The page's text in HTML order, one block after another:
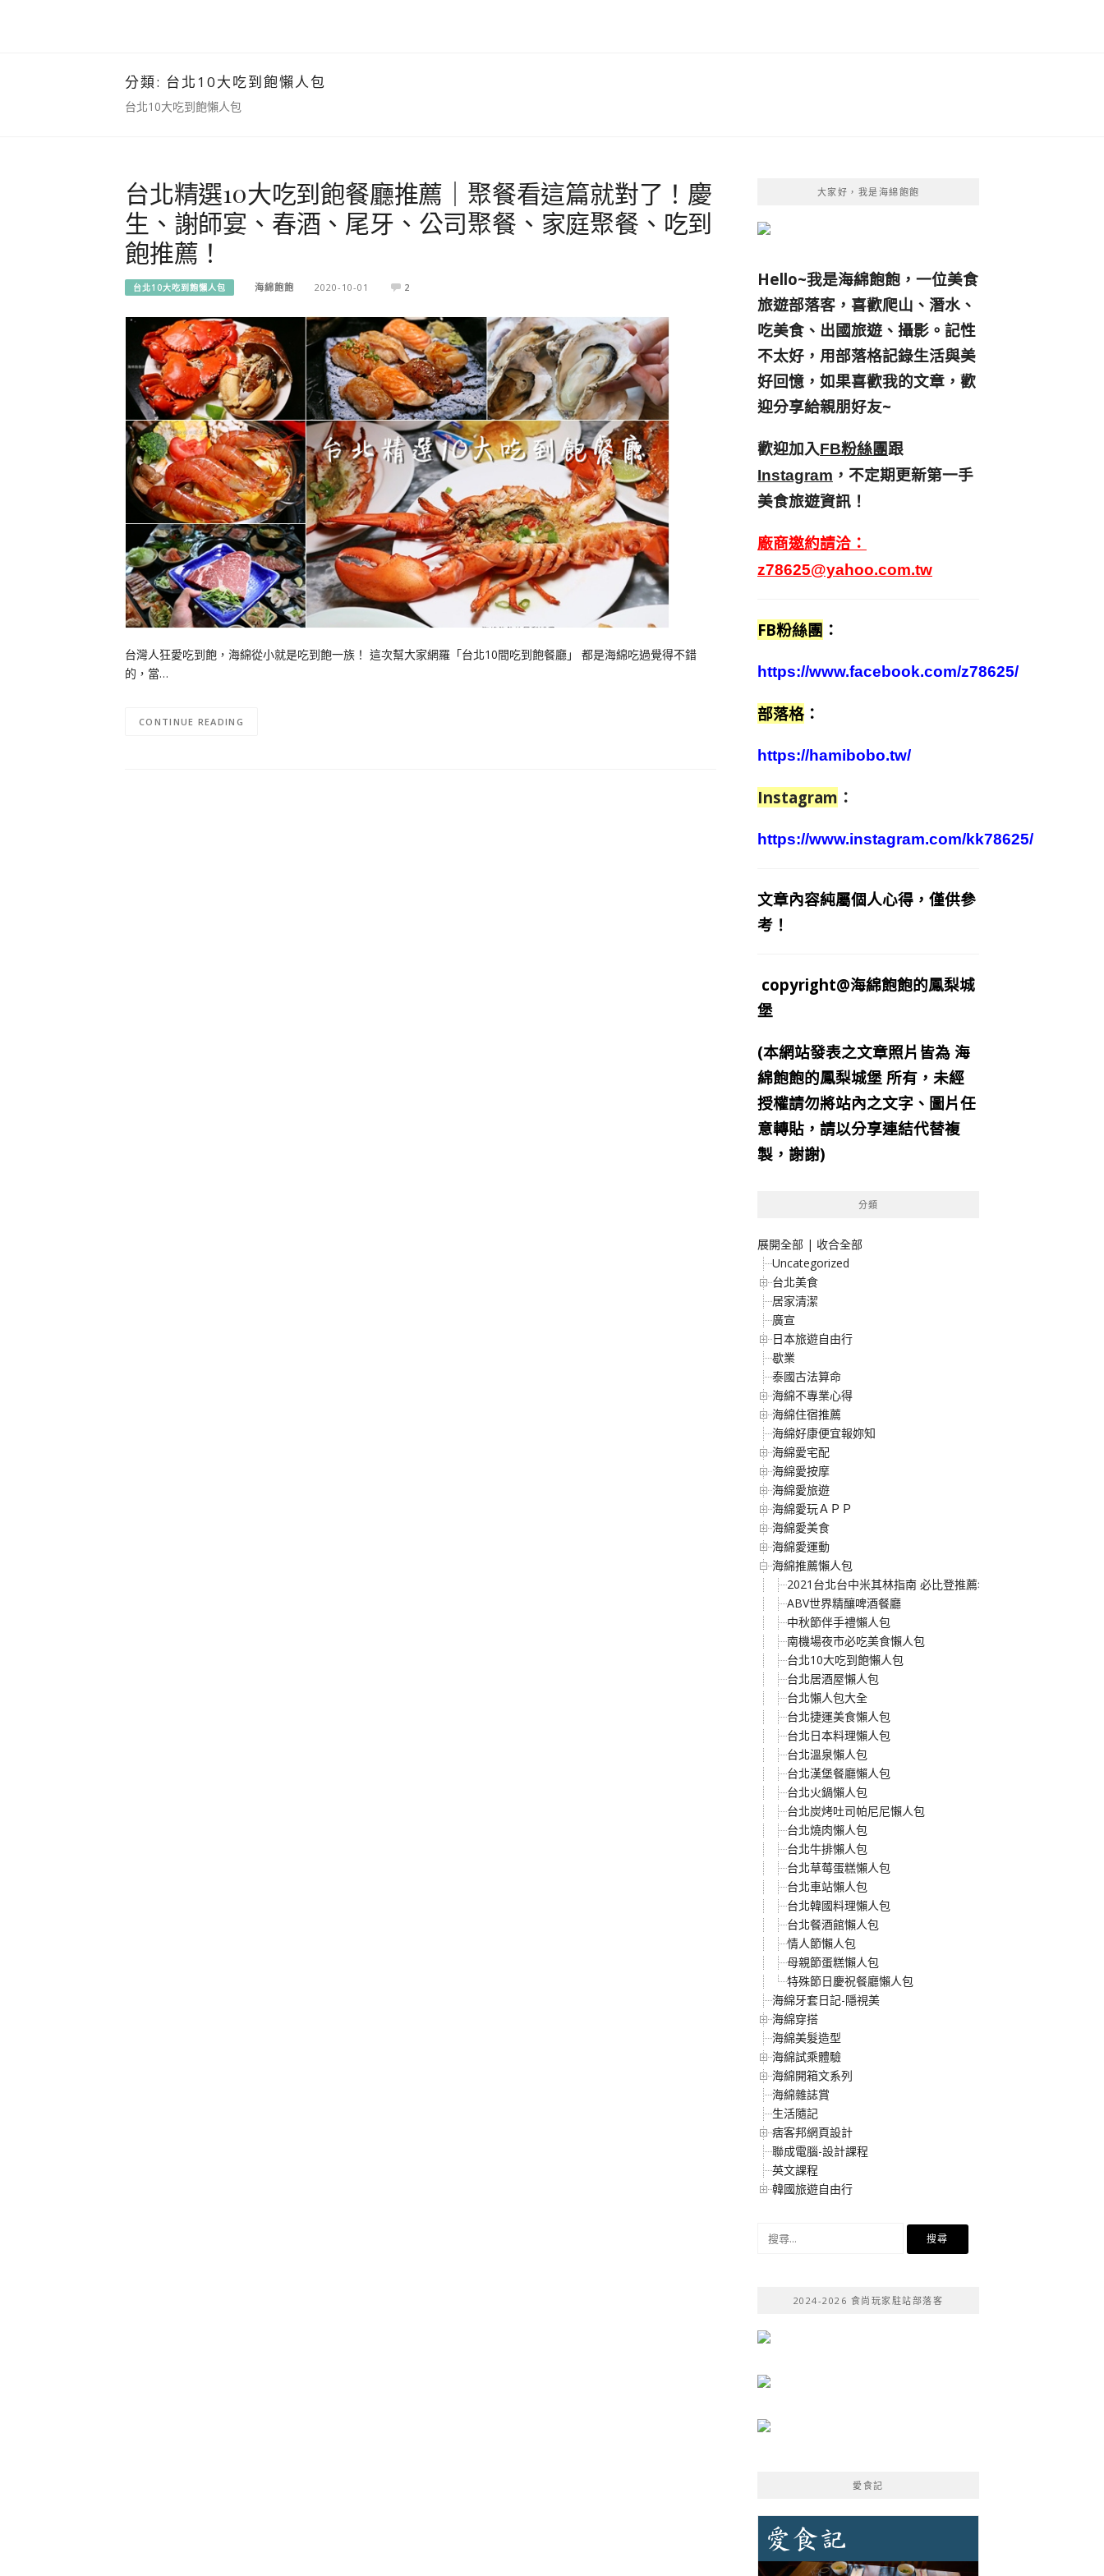
分類: 台北10大吃到飽懶人包
台北10大吃到飽懶人包
台北精選10大吃到飽餐廳推薦｜聚餐看這篇就對了！慶
生、謝師宴、春酒、尾牙、公司聚餐、家庭聚餐、吃到
飽推薦！
台北10大吃到飽懶人包 海綿飽飽 2020-10-01 2
台灣人狂愛吃到飽，海綿從小就是吃到飽一族！ 這次幫大家網羅「台北10間吃到飽餐廳」 都是海綿吃過覺得不錯
的，當…
CONTINUE READING
大家好，我是海綿飽飽
Hello~我是海綿飽飽，一位美食
旅遊部落客， 喜歡爬山、潛水、
吃美食、出國旅遊、攝影。 記性
不太好，用部落格記錄生活與美
好回憶， 如果喜歡我的文章，歡
迎分享給親朋好友~
歡迎加入FB粉絲團跟
Instagram ，不定期更新第一手
美食旅遊資訊！
廠商邀約請洽：
z78625@yahoo.com.tw
FB粉絲團 ：
https://www.facebook.com/z78625/
部落格 ：
https://hamibobo.tw/
Instagram ：
https://www.instagram.com/kk78625/
文章內容純屬個人心得，僅供參
考！
copyright@海綿飽飽的鳳梨城
堡
(本網站發表之文章照片皆為 海
綿飽飽的鳳梨城堡 所有，未經
授權請勿將站內之文字、圖片任
意轉貼，請以分享連結代替複
製，謝謝)
分類
展開全部 | 收合全部
Uncategorized
台北美食
居家清潔
廣宣
日本旅遊自由行
歇業
泰國古法算命
海綿不專業心得
海綿住宿推薦
海綿好康便宜報妳知
海綿愛宅配
海綿愛按摩
海綿愛旅遊
海綿愛玩ＡＰＰ
海綿愛美食
海綿愛運動
海綿推薦懶人包
2021台北台中米其林指南 必比登推薦名單
ABV世界精釀啤酒餐廳
中秋節伴手禮懶人包
南機場夜市必吃美食懶人包
台北10大吃到飽懶人包
台北居酒屋懶人包
台北懶人包大全
台北捷運美食懶人包
台北日本料理懶人包
台北溫泉懶人包
台北漢堡餐廳懶人包
台北火鍋懶人包
台北炭烤吐司帕尼尼懶人包
台北燒肉懶人包
台北牛排懶人包
台北草莓蛋糕懶人包
台北車站懶人包
台北韓國料理懶人包
台北餐酒館懶人包
情人節懶人包
母親節蛋糕懶人包
特殊節日慶祝餐廳懶人包
海綿牙套日記-隱視美
海綿穿搭
海綿美髮造型
海綿試乘體驗
海綿開箱文系列
海綿雜誌賞
生活隨記
痞客邦網頁設計
聯成電腦-設計課程
英文課程
韓國旅遊自由行
2024-2026 食尚玩家駐站部落客
愛食記